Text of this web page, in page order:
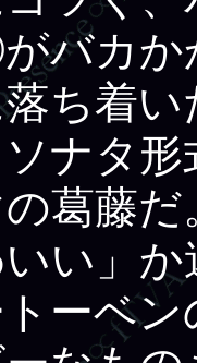
バカか
落ち着
ナタ形
葛藤
い」
ーベ